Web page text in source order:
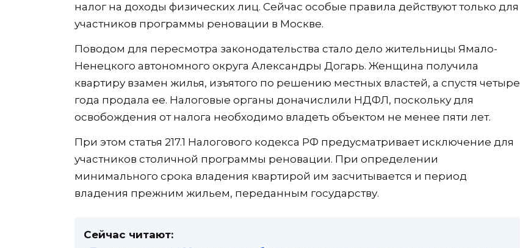
налог на доходы физических лиц. Сейчас особые правила действуют только для
участников программы реновации в Москве.
Поводом для пересмотра законодательства стало дело жительницы Ямало-
Ненецкого автономного округа Александры Догарь. Женщина получила
квартиру взамен жилья, изъятого по решению местных властей, а спустя четыре
года продала ее. Налоговые органы доначислили НДФЛ, поскольку для
освобождения от налога необходимо владеть объектом не менее пяти лет.
При этом статья 217.1 Налогового кодекса РФ предусматривает исключение для
участников столичной программы реновации. При определении
минимального срока владения квартирой им засчитывается и период
владения прежним жильем, переданным государству.
Сейчас читают: